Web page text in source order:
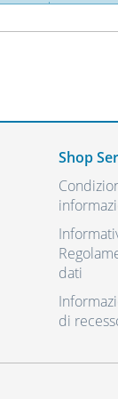
Shop
dati
di